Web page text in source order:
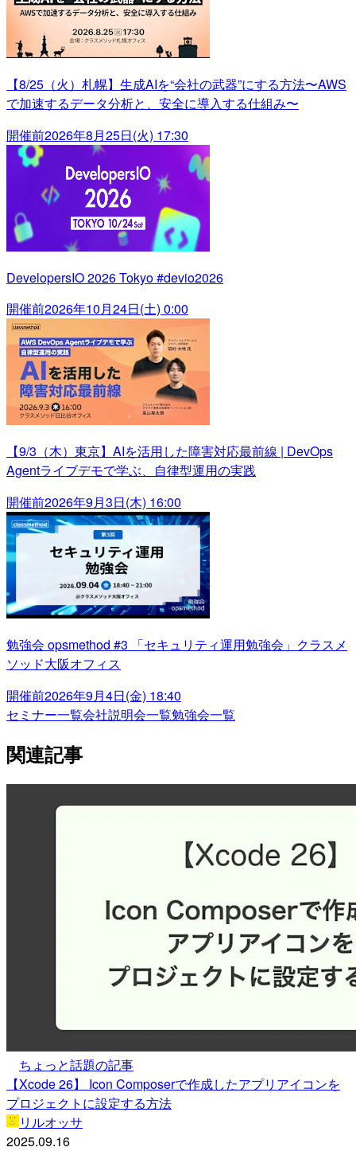
【8/25（火）札幌】生成AIを“会社の武器”にする方法〜AWS
で加速するデータ分析と、安全に導入する仕組み〜
開催前2026年8月25日(火) 17:30
DevelopersIO 2026 Tokyo #devio2026
開催前2026年10月24日(土) 0:00
【9/3（木）東京】AIを活用した障害対応最前線 | DevOps
Agentライブデモで学ぶ、自律型運用の実践
開催前2026年9月3日(木) 16:00
勉強会 opsmethod #3 「セキュリティ運用勉強会」クラスメ
ソッド大阪オフィス
開催前2026年9月4日(金) 18:40
セミナー一覧会社説明会一覧勉強会一覧
関連記事
ちょっと話題の記事
【Xcode 26】 Icon Composerで作成したアプリアイコンを
プロジェクトに設定する方法
リルオッサ
2025.09.16